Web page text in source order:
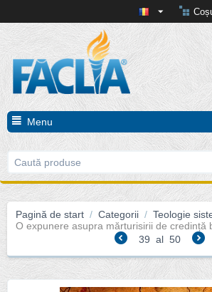
Menu
Pagină de start / Categorii / Teologie
O expunere asupra mărturisirii de credință
39 al 50